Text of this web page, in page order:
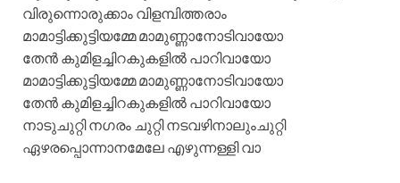
വിരുന്നൊരുക്കാം വിളമ്പിത്തരാം
മാമാട്ടിക്കുട്ടിയമ്മേ മാമുണ്ണാനോടിവായോ
തേന്‍ കുമിളച്ചിറകുകളില്‍ പാറിവായോ
മാമാട്ടിക്കുട്ടിയമ്മേ മാമുണ്ണാനോടിവായോ
തേന്‍ കുമിളച്ചിറകുകളില്‍ പാറിവായോ
നാടുചുറ്റി നഗരം ചുറ്റി നടവഴിനാലുംചുറ്റി
ഏഴരപ്പൊന്നാനമേലേ എഴുന്നള്ളി വാ